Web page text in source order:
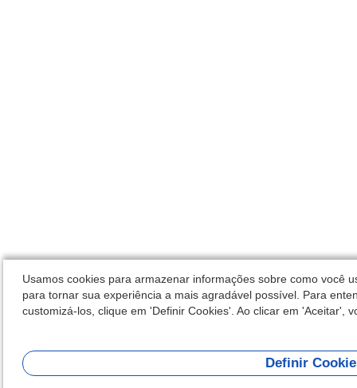
Usamos cookies para armazenar informações sobre como você
para tornar sua experiência a mais agradável possível. Para
customizá-los, clique em 'Definir Cookies'. Ao clicar em 'Aceitar',
Definir